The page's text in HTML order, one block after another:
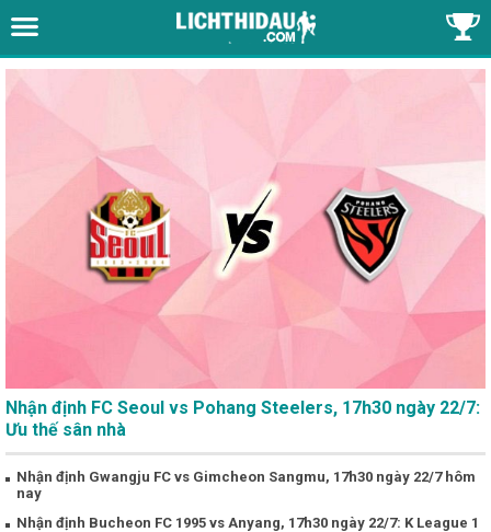
Nhận định FC Seoul vs Pohang Steelers, 17h30 ngày 22/7:
Ưu thế sân nhà
Nhận định Gwangju FC vs Gimcheon Sangmu, 17h30 ngày 22/7 hôm
nay
Nhận định Bucheon FC 1995 vs Anyang, 17h30 ngày 22/7: K League 1